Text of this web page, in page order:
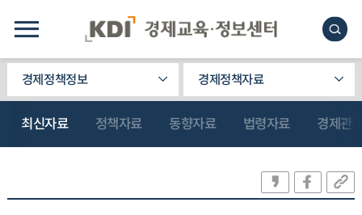
경제정책정보 경제정책자료
최신자료 정책자료 동향자료 법령자료 경제관